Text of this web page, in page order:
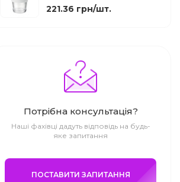
221.36 грн/шт.
Потрібна консультація?
Наші фахівці дадуть відповідь на будь-
яке запитання
ПОСТАВИТИ ЗАПИТАННЯ